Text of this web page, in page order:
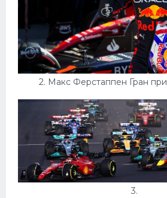
2. Макс Ферстаппен Гран
3.